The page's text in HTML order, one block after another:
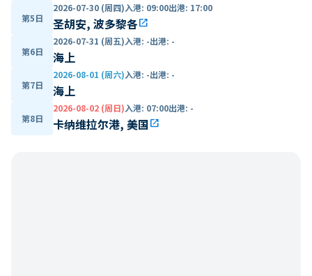
第5日
2026-07-30 (周四)入港: 09:00出港: 17:00
圣胡安, 波多黎各open_in_new
第6日
2026-07-31 (周五)入港: -出港: -
海上
第7日
2026-08-01 (周六)入港: -出港: -
海上
第8日
2026-08-02 (周日)入港: 07:00出港: -
卡纳维拉尔港, 美国open_in_new